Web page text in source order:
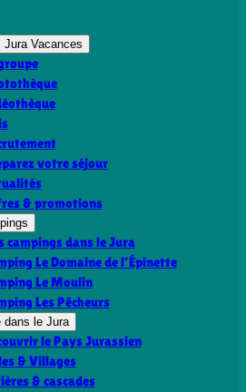
Jura Vacances
votre séjour
& promotions
campings dans le Jura
Le Domaine de l’Épinette
Le Moulin
Les Pêcheurs
dans le Jura
le Pays Jurassien
& Villages
& cascades